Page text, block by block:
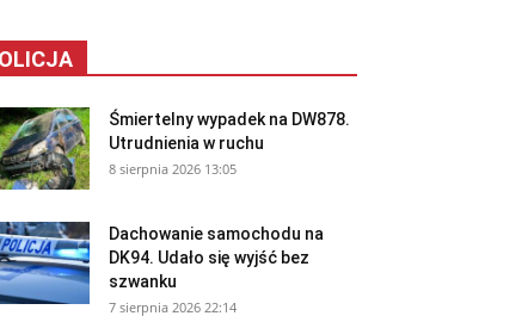
Śmiertelny wypadek na DW878.
Utrudnienia w ruchu
8 sierpnia 2026 13:05
Dachowanie samochodu na
DK94. Udało się wyjść bez
szwanku
7 sierpnia 2026 22:14